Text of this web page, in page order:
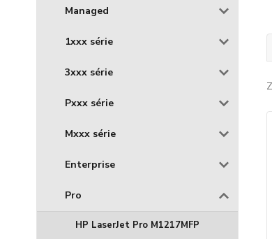
Managed
1xxx série
3xxx série
Pxxx série
Mxxx série
Enterprise
Pro
HP LaserJet Pro M1217MFP